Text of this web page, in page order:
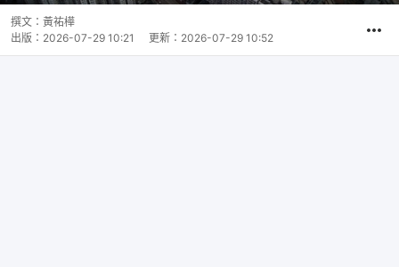
撰文： 黃祐樺
出版： 2026-07-29 10:21 更新： 2026-07-29 10:52